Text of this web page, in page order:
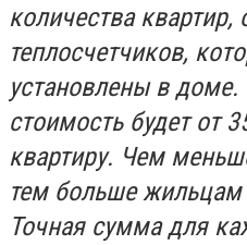
количества квартир,
теплосчетчиков,
установлены в
стоимость будет от
квартиру. Чем
тем больше жильцам
Точная сумма для